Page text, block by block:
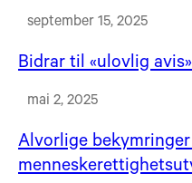
september 15, 2025
Bidrar til «ulovlig
mai 2, 2025
Alvorlige